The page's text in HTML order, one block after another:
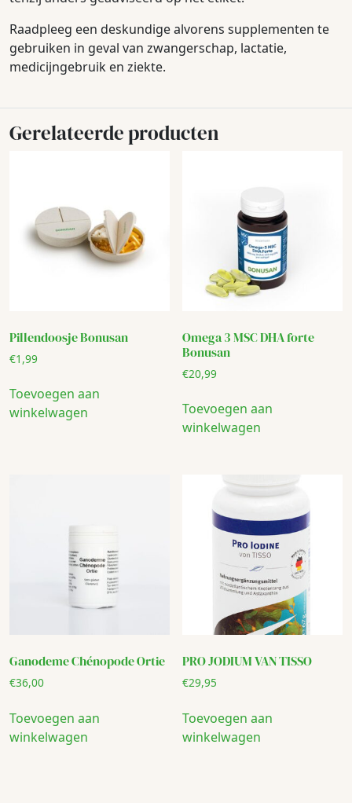
Raadpleeg een deskundige alvorens supplementen te
gebruiken in geval van zwangerschap, lactatie,
medicijngebruik en ziekte.
Gerelateerde producten
Pillendoosje Bonusan
€1,99
Toevoegen aan
winkelwagen
Omega 3 MSC DHA forte
Bonusan
€20,99
Toevoegen aan
winkelwagen
Ganodeme Chénopode Ortie
€36,00
Toevoegen aan
winkelwagen
PRO JODIUM VAN TISSO
€29,95
Toevoegen aan
winkelwagen